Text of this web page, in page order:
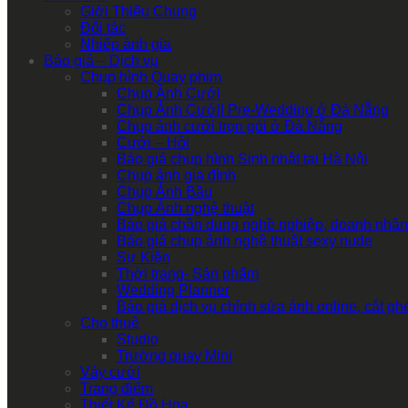
Giới Thiệu Chung
Đối tác
Nhiếp ảnh gia
Báo giá – Dịch vụ
Chụp hình Quay phim
Chụp Ảnh Cưới
Chụp Ảnh Cưới| Pre-Wedding ở Đà Nẵng
Chụp ảnh cưới trọn gói ở Đà Nẵng
Cưới – Hỏi
Báo giá chụp hình Sinh nhật tại Hà Nội
Chụp ảnh gia đình
Chụp Ảnh Bầu
Chụp Ảnh nghệ thuật
Báo giá chân dung nghề nghiệp, doanh nhân
Báo giá chụp ảnh nghệ thuật sexy nude
Sự Kiện
Thời trang- Sản phẩm
Wedding Planner
Báo giá dịch vụ chỉnh sửa ảnh online, cắt
Cho thuê
Studio
Trường quay Mini
Váy cưới
Trang điểm
Thiết Kế Đồ Họa